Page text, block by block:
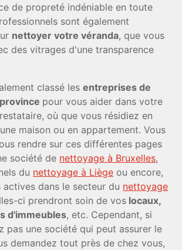
de propreté indéniable en toute
sont également
nettoyer votre véranda, que vous
des vitrages d'une transparence
classé lesentreprises de
pour vous aider dans votre
où que vous résidiez en
maison ou en appartement. Vous
rendre sur ces différentes pages
société de nettoyage à Bruxelles,
du nettoyage à Liège ou encore,
actives dans le secteur du nettoyage
ci prendront soin de vos locaux,
d'immeubles, etc. Cependant, si
pas une société qui peut assurer le
demandez tout près de chez vous,